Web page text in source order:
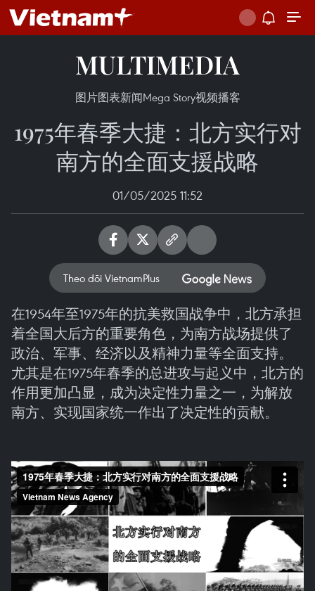
MULTIMEDIA
图片图表新闻Mega Story视频播客
1975年春季大捷：北方实行对
南方的全面支援战略
01/05/2025 11:52
Theo dõi VietnamPlus
在1954年至1975年的抗美救国战争中，北方承担
着全国大后方的重要角色，为南方战场提供了
政治、军事、经济以及精神力量等全面支持。
尤其是在1975年春季的总进攻与起义中，北方的
作用更加凸显，成为决定性力量之一，为解放
南方、实现国家统一作出了决定性的贡献。